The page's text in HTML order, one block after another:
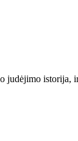
istorija,